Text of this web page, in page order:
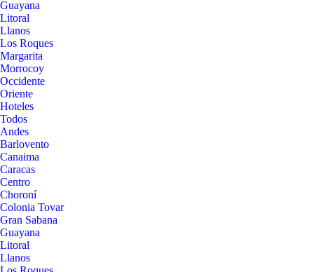
Guayana
Litoral
Llanos
Los Roques
Margarita
Morrocoy
Occidente
Oriente
Hoteles
Todos
Andes
Barlovento
Canaima
Caracas
Centro
Choroní
Colonia Tovar
Gran Sabana
Guayana
Litoral
Llanos